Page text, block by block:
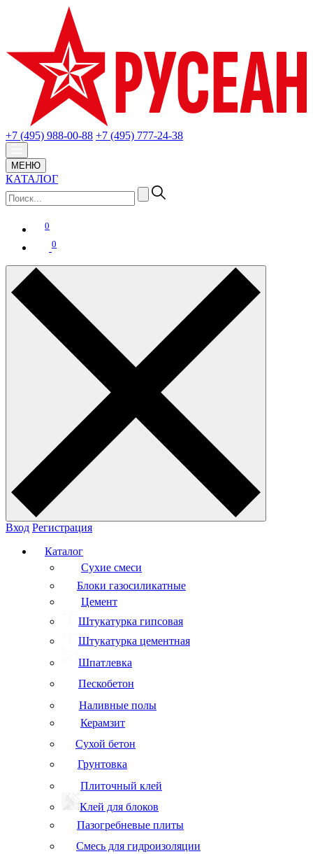
+7 (495) 988-00-88 +7 (495) 777-24-38
МЕНЮ
КАТАЛОГ
0
0
Вход Регистрация
Каталог
Сухие смеси
Блоки газосиликатные
Цемент
Штукатурка гипсовая
Штукатурка цементная
Шпатлевка
Пескобетон
Наливные полы
Керамзит
Сухой бетон
Грунтовка
Плиточный клей
Клей для блоков
Пазогребневые плиты
Смесь для гидроизоляции